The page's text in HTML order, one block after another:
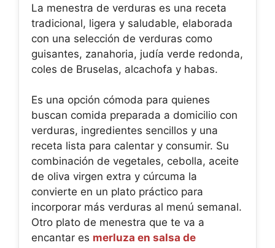
La menestra de verduras es una receta
tradicional, ligera y saludable, elaborada
con una selección de verduras como
guisantes, zanahoria, judía verde redonda,
coles de Bruselas, alcachofa y habas.
Es una opción cómoda para quienes
buscan comida preparada a domicilio con
verduras, ingredientes sencillos y una
receta lista para calentar y consumir. Su
combinación de vegetales, cebolla, aceite
de oliva virgen extra y cúrcuma la
convierte en un plato práctico para
incorporar más verduras al menú semanal.
Otro plato de menestra que te va a
encantar es merluza en salsa de